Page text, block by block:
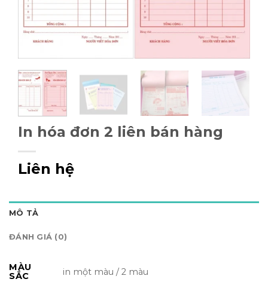
In hóa đơn 2 liên bán hàng
Liên hệ
MÔ TẢ
ĐÁNH GIÁ (0)
MÀU
SẮC
in một màu / 2 màu